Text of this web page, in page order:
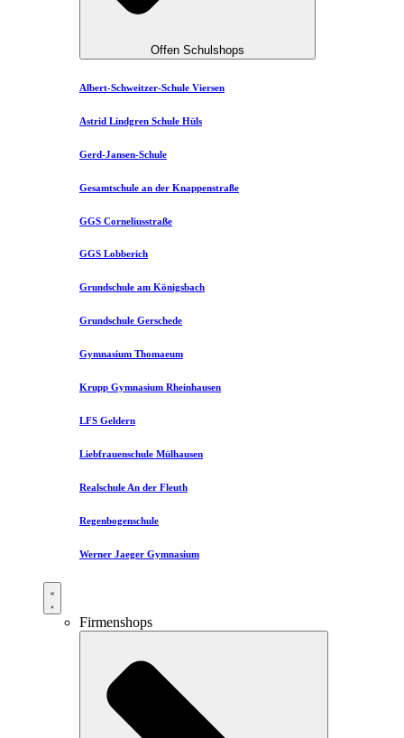
Offen Schulshops
Albert-Schweitzer-Schule Viersen
Astrid Lindgren Schule Hüls
Gerd-Jansen-Schule
Gesamtschule an der Knappenstraße
GGS Corneliusstraße
GGS Lobberich
Grundschule am Königsbach
Grundschule Gerschede
Gymnasium Thomaeum
Krupp Gymnasium Rheinhausen
LFS Geldern
Liebfrauenschule Mülhausen​
Realschule An der Fleuth
Regenbogenschule
Werner Jaeger Gymnasium
Firmenshops